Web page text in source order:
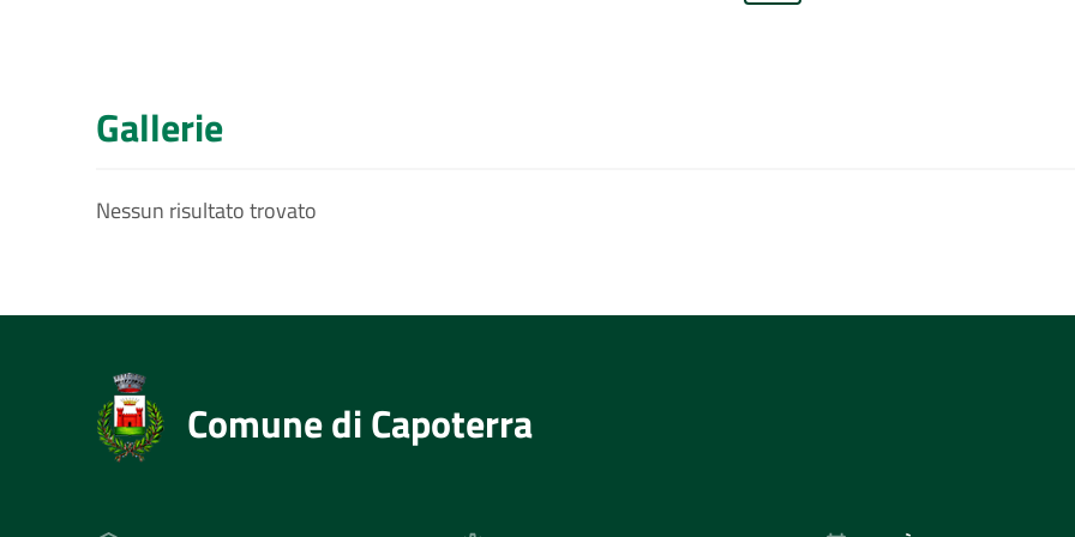
Gallerie
Nessun risultato trovato
Comune di Capoterra